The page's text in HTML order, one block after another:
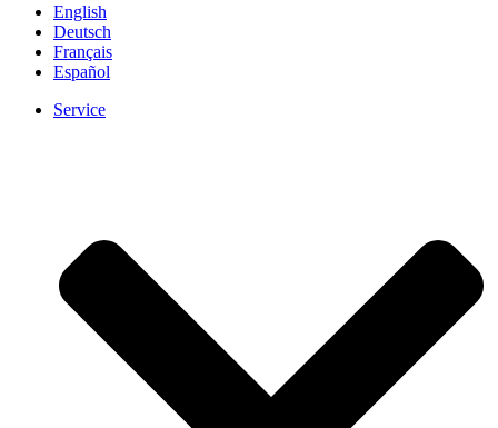
English
Deutsch
Français
Español
Service